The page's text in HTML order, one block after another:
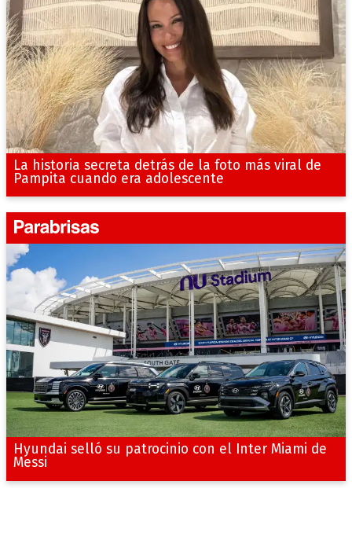
La historia secreta detrás de la foto más viral de
Pampita cuando era adolescente
Hyundai selló su patrocinio con el Inter Miami de
Messi